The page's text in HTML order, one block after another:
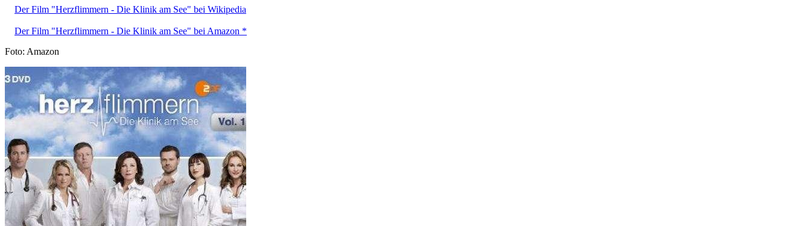
Der Film "Herzflimmern - Die Klinik am See" bei Wikipedia
Der Film "Herzflimmern - Die Klinik am See" bei Amazon *
Foto: Amazon